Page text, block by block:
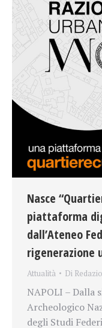
Nasce
piattaforma
dall’Ateneo
rigenerazione
Attualità Di
NAPOLI – Dalla
Archeologico
degli Studi